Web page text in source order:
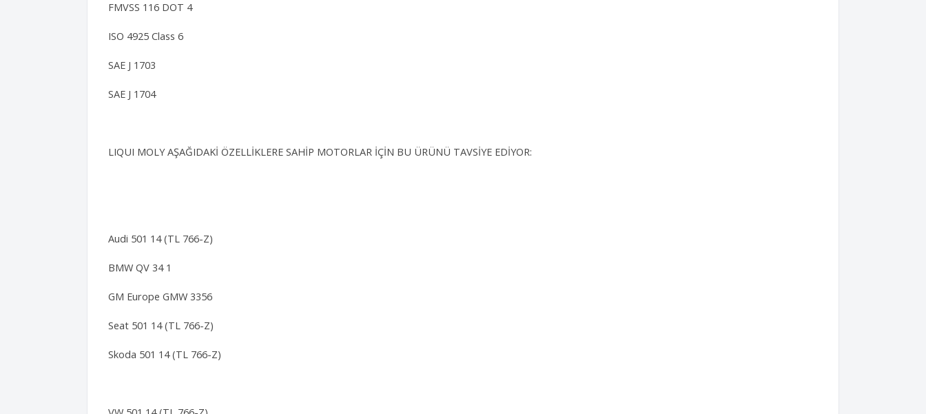
FMVSS 116 DOT 4
ISO 4925 Class 6
SAE J 1703
SAE J 1704
LIQUI MOLY AŞAĞIDAKİ ÖZELLİKLERE SAHİP MOTORLAR İÇİN BU ÜRÜNÜ TAVSİYE EDİYOR:
Audi 501 14 (TL 766-Z)
BMW QV 34 1
GM Europe GMW 3356
Seat 501 14 (TL 766-Z)
Skoda 501 14 (TL 766-Z)